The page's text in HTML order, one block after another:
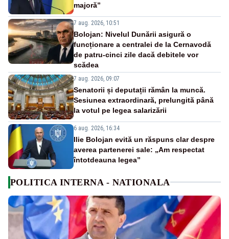
majoră”
7 aug. 2026, 10:51
Bolojan: Nivelul Dunării asigură o
funcționare a centralei de la Cernavodă
de patru-cinci zile dacă debitele vor
scădea
7 aug. 2026, 09:07
Senatorii și deputații rămân la muncă.
Sesiunea extraordinară, prelungită până
la votul pe legea salarizării
6 aug. 2026, 16:34
Ilie Bolojan evită un răspuns clar despre
averea partenerei sale: „Am respectat
întotdeauna legea”
POLITICA INTERNA - NATIONALA